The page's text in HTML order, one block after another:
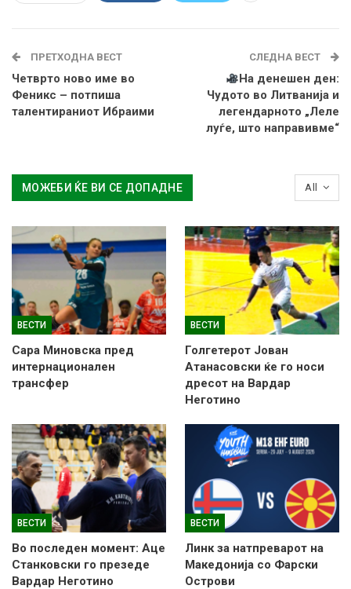
ПРЕТХОДНА ВЕСТ
Четврто ново име во
Феникс – потпиша
талентираниот Ибраими
СЛЕДНА ВЕСТ
На денешен ден:
Чудото во Литванија и
легендарното „Леле
луѓе, што направивме“
All
МОЖЕБИ ЌЕ ВИ СЕ ДОПАДНЕ
ВЕСТИ
Сара Миновска пред
интернационален
трансфер
ВЕСТИ
Голгетерот Јован
Атанасовски ќе го носи
дресот на Вардар
Неготино
ВЕСТИ
Во последен момент: Аце
Станковски го презеде
Вардар Неготино
ВЕСТИ
Линк за натпреварот на
Македонија со Фарски
Острови